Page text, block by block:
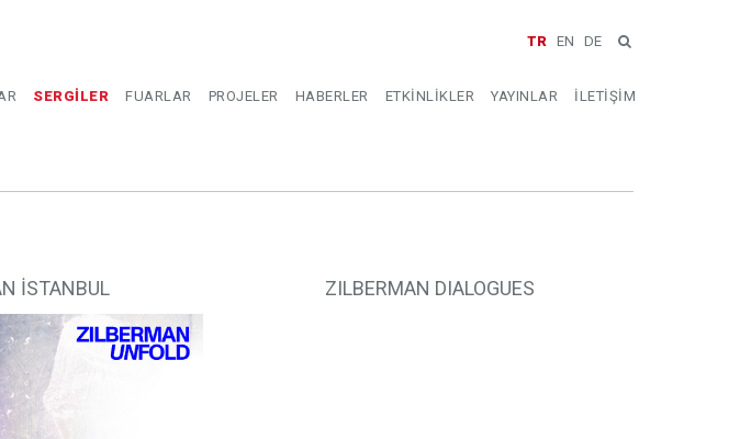
TR EN DE
SERGİLER FUARLAR PROJELER HABERLER ETKİNLİKLER YAYINLAR İLETİŞİM
İSTANBUL ZILBERMAN DIALOGUES